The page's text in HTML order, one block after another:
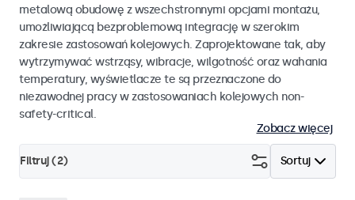
metalową obudowę z wszechstronnymi opcjami montażu,
umożliwiającą bezproblemową integrację w szerokim
zakresie zastosowań kolejowych. Zaprojektowane tak, aby
wytrzymywać wstrząsy, wibracje, wilgotność oraz wahania
temperatury, wyświetlacze te są przeznaczone do
niezawodnej pracy w zastosowaniach kolejowych non-
safety-critical.
Zobacz więcej
Sortuj
Filtruj (2)